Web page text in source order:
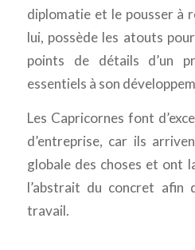
diplomatie et le pousser à
lui, possède les atouts
points de détails d’un
essentiels à son
Les Capricornes font
d’entreprise, car ils
globale des choses et ont
l’abstrait du concret afin
travail.